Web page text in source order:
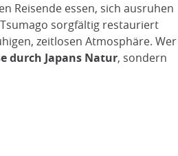
Reisende essen, sich ausruhen
sorgfältig restauriert
zeitlosen Atmosphäre. Wer
durch Japans Natur, sondern